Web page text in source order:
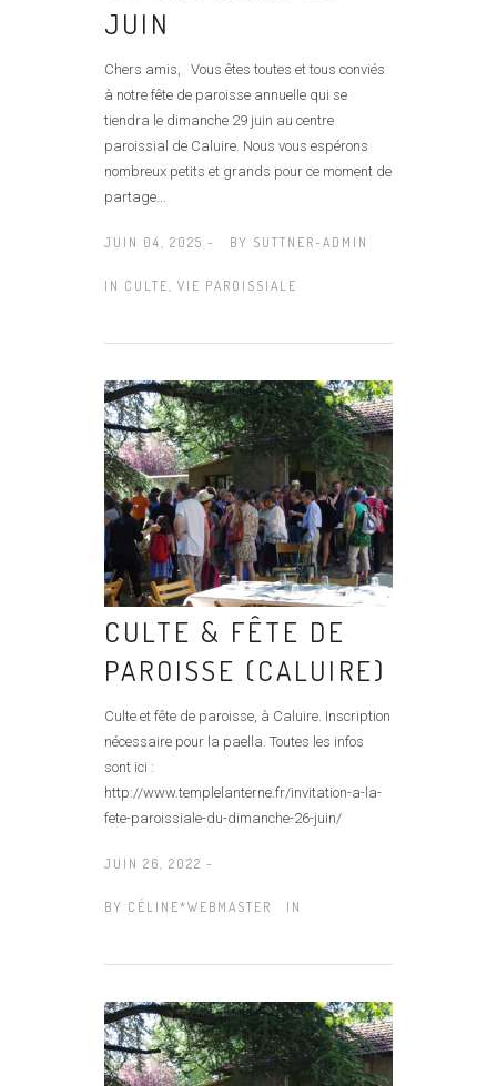
JUIN
Chers amis, Vous êtes toutes et tous conviés
à notre fête de paroisse annuelle qui se
tiendra le dimanche 29 juin au centre
paroissial de Caluire. Nous vous espérons
nombreux petits et grands pour ce moment de
partage...
JUIN 04, 2025 - BY SUTTNER-ADMIN
IN CULTE VIE PAROISSIALE
CULTE & FÊTE DE
PAROISSE (CALUIRE)
Culte et fête de paroisse, à Caluire. Inscription
nécessaire pour la paella. Toutes les infos
sont ici :
http://www.templelanterne.fr/invitation-a-la-
fete-paroissiale-du-dimanche-26-juin/
JUIN 26, 2022 -
BY CÉLINE*WEBMASTER IN